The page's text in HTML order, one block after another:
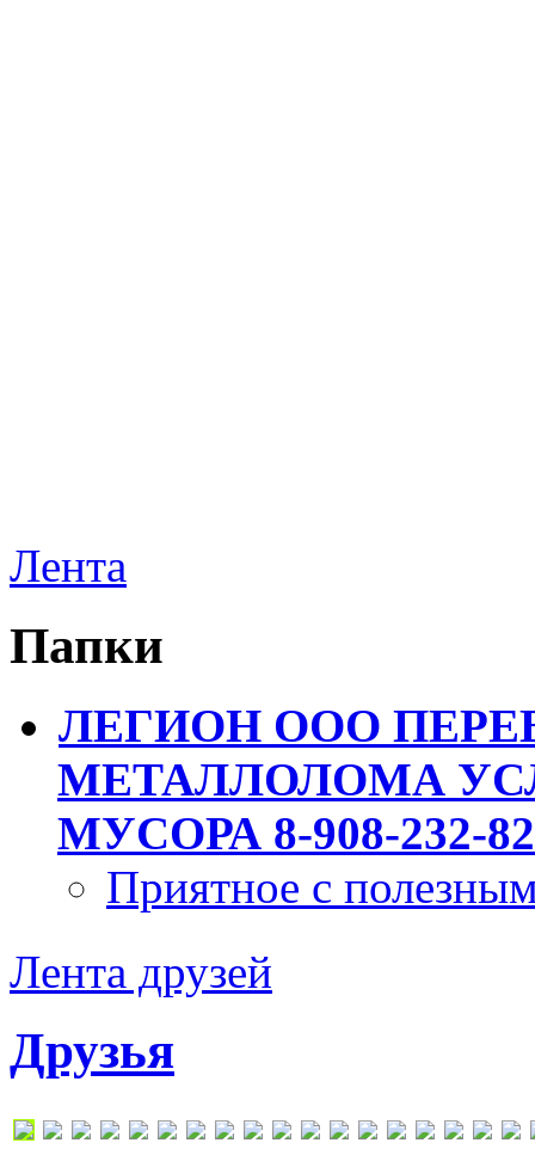
Лента
Папки
ЛЕГИОН ООО
МЕТАЛЛОЛОМА
МУСОРА 8-908-232-
Приятное с
Лента друзей
Друзья